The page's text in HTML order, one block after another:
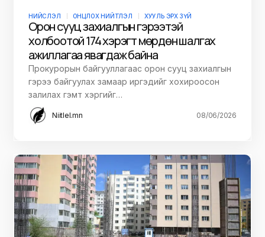
НИЙСЛЭЛ ОНЦЛОХ НИЙТЛЭЛ ХУУЛЬ ЭРХ ЗҮЙ
Орон сууц захиалгын гэрээтэй
холбоотой 174 хэрэгт мөрдөн шалгах
ажиллагаа явагдаж байна
Прокурорын байгууллагаас орон сууц захиалгын
гэрээ байгуулах замаар иргэдийг хохироосон
залилах гэмт хэргийг…
Niitlel.mn 08/06/2026